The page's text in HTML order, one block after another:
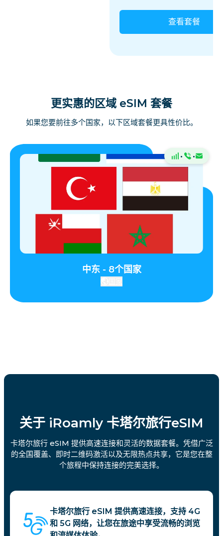
查看套餐
更实惠的区域 eSIM 套餐
如果您要前往多个国家，以下区域套餐更具性价比。
· ·
中东 - 8个国家
关于 iRoamly 卡塔尔旅行eSIM
卡塔尔旅行 eSIM 提供高速连接和灵活的数据套餐。凭借广泛
的全国覆盖、即时二维码激活以及无限热点共享，它是您在整
个旅程中保持连接的完美选择。
卡塔尔旅行 eSIM 提供高速连接，支持 4G
和 5G 网络，让您在旅途中享受流畅的浏览